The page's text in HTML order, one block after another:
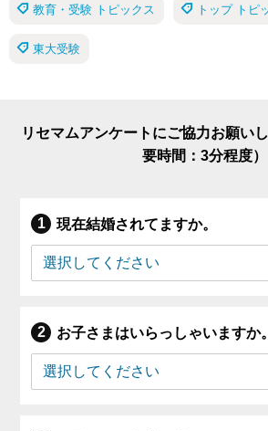
教育・受験 トピックス トップ トピ
東大受験
リセマムアンケートにご協力お願い
要時間：3分程度）
現在結婚されてますか。
お子さまはいらっしゃいますか。